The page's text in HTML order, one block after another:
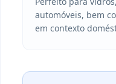
automóveis, bem
em contexto